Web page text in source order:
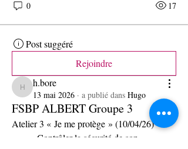
0 17
Post suggéré
Rejoindre
h.bore
h.bore
13 mai 2026 · a publié dans Hugo
FSBP ALBERT Groupe 3
Atelier 3 « Je me protège » (10/04/26)
·        Contrôler la sécurité de son